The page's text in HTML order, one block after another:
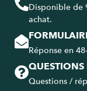
Disponible de
achat.
Réponse en
QUESTIONS
Questions /